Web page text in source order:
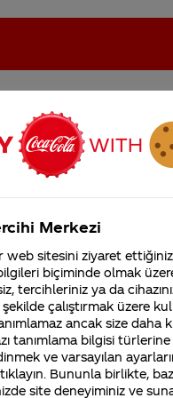
Filistin'de fabr...
Marka
Park'ın bu
Merkezi
web sitesini ziyaret
biçiminde olmak
tercihleriniz ya da
çalıştırmak üzere
ancak size daha
tanımlama bilgisi
ve varsayılan
tıklayın. Bununla birlikte,
site deneyiminiz ve